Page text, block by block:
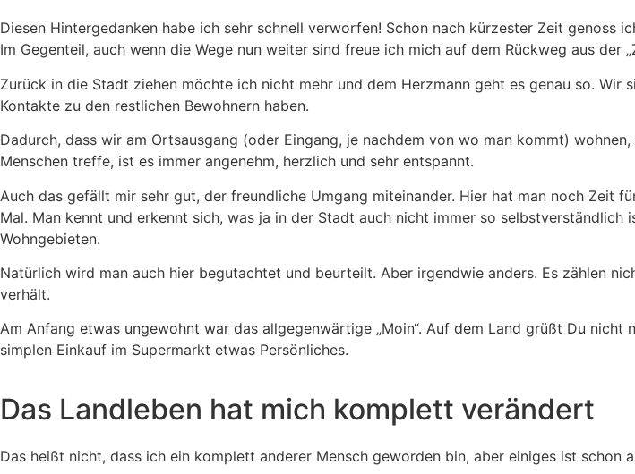
Diesen Hintergedanken habe ich sehr schnell verworfen! Schon nach kürzester Zeit genoss
Im Gegenteil, auch wenn die Wege nun weiter sind freue ich mich auf dem Rückweg aus der
Zurück in die Stadt ziehen möchte ich nicht mehr und dem Herzmann geht es genau so.
Kontakte zu den restlichen Bewohnern haben.
Dadurch, dass wir am Ortsausgang (oder Eingang, je nachdem von wo man kommt)
Menschen treffe, ist es immer angenehm, herzlich und sehr entspannt.
Auch das gefällt mir sehr gut, der freundliche Umgang miteinander. Hier hat man noch Zeit
Mal. Man kennt und erkennt sich, was ja in der Stadt auch nicht immer so
Wohngebieten.
Natürlich wird man auch hier begutachtet und beurteilt. Aber irgendwie anders. Es zählen
verhält.
Am Anfang etwas ungewohnt war das allgegenwärtige „Moin“. Auf dem Land grüßt Du
simplen Einkauf im Supermarkt etwas Persönliches.
Das Landleben hat mich komplett verändert
Das heißt nicht, dass ich ein komplett anderer Mensch geworden bin, aber einiges ist schon